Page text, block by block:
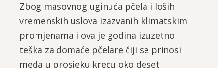
Zbog masovnog uginuća pčela i loših
vremenskih uslova izazvanih klimatskim
promjenama i ova je godina izuzetno
teška za domaće pčelare čiji se prinosi
meda u prosjeku kreću oko deset